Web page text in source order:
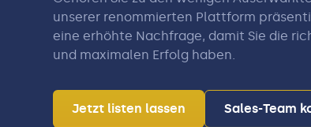
unserer renommierten Plattform
eine erhöhte Nachfrage, damit Sie die
und maximalen Erfolg haben.
Jetzt listen lassen Sales-Team